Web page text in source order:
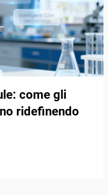
come gli
ridefinendo